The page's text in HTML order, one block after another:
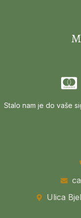
Stalo nam je do vaše
Ulica